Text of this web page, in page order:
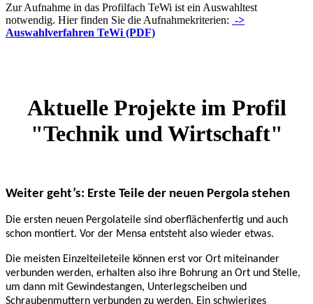
Zur Aufnahme in das Profilfach TeWi ist ein Auswahltest
notwendig. Hier finden Sie die Aufnahmekriterien: ->
Auswahlverfahren TeWi (PDF)
Aktuelle Projekte im Profil
"Technik und Wirtschaft"
Weiter geht’s: Erste Teile der neuen Pergola stehen
Die ersten neuen Pergolateile sind oberflächenfertig und auch
schon montiert. Vor der Mensa entsteht also wieder etwas.
Die meisten Einzelteileteile können erst vor Ort miteinander
verbunden werden, erhalten also ihre Bohrung an Ort und Stelle,
um dann mit Gewindestangen, Unterlegscheiben und
Schraubenmuttern verbunden zu werden. Ein schwieriges